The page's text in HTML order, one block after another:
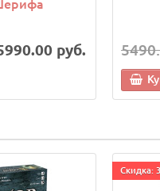
руб.
Cкидка: